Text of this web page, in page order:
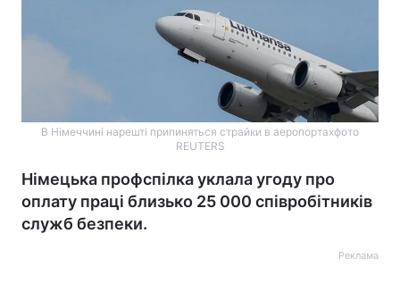
В Німеччині нарешті припиняться страйки в аеропортахфото
REUTERS
Німецька профспілка уклала угоду про
оплату праці близько 25 000 співробітників
служб безпеки.
Реклама